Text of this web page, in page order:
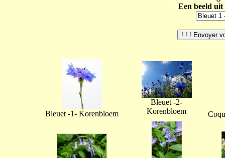
Een beeld
Bleuet -1- Korenbloem
Bleuet -2-
Korenbloem